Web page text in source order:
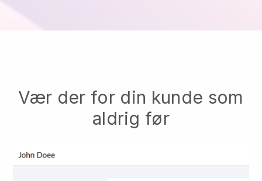
Vær der for din kunde som
aldrig før